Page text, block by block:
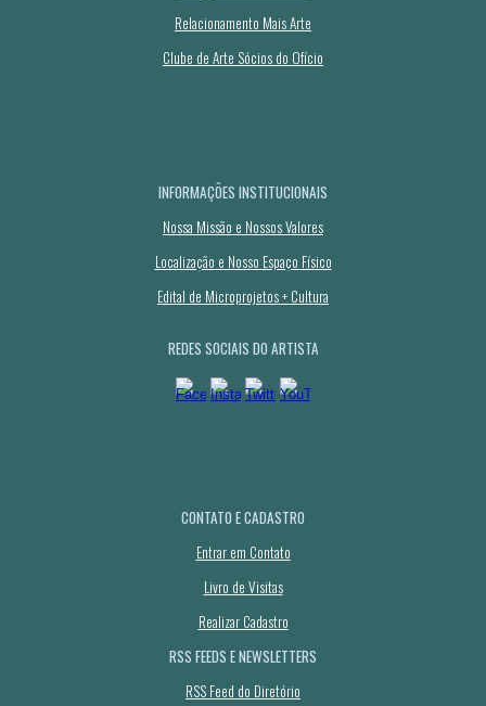
Relacionamento Mais Arte
Clube de Arte Sócios do Ofício
INFORMAÇÕES INSTITUCIONAIS
Nossa Missão e Nossos Valores
Localização e Nosso Espaço Físico
Edital de Microprojetos + Cultura
REDES SOCIAIS DO ARTISTA
CONTATO E CADASTRO
Entrar em Contato
Livro de Visitas
Realizar Cadastro
RSS FEEDS E NEWSLETTERS
RSS Feed do Diretório